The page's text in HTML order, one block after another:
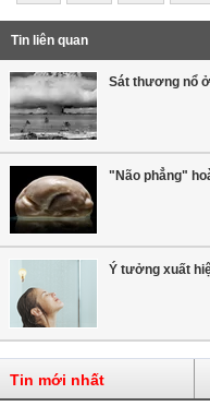
Tin liên quan
Sát thương nổ
"Não phẳng"
Ý tưởng xuất
Tin mới nhất